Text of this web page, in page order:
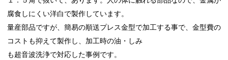
腐食しにくい洋白で製作しています。
量産部品ですが、簡易の順送プレス金型で加工する事で、金型費の
コストも抑えて製作し、加工時の油・しみ
も超音波洗浄で対応した事例です。